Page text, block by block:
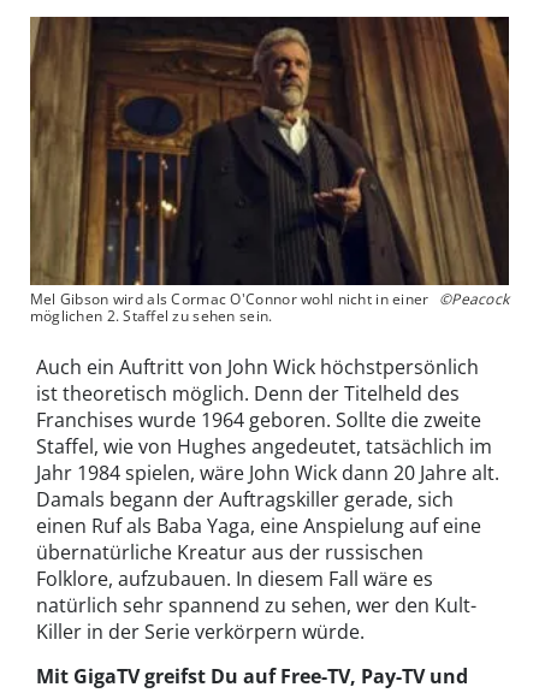
Mel Gibson wird als Cormac O'Connor wohl nicht in einer
möglichen 2. Staffel zu sehen sein.
©Peacock
Auch ein Auftritt von John Wick höchstpersönlich
ist theoretisch möglich. Denn der Titelheld des
Franchises wurde 1964 geboren. Sollte die zweite
Staffel, wie von Hughes angedeutet, tatsächlich im
Jahr 1984 spielen, wäre John Wick dann 20 Jahre alt.
Damals begann der Auftragskiller gerade, sich
einen Ruf als Baba Yaga, eine Anspielung auf eine
übernatürliche Kreatur aus der russischen
Folklore, aufzubauen. In diesem Fall wäre es
natürlich sehr spannend zu sehen, wer den Kult-
Killer in der Serie verkörpern würde.
Mit GigaTV greifst Du auf Free-TV, Pay-TV und